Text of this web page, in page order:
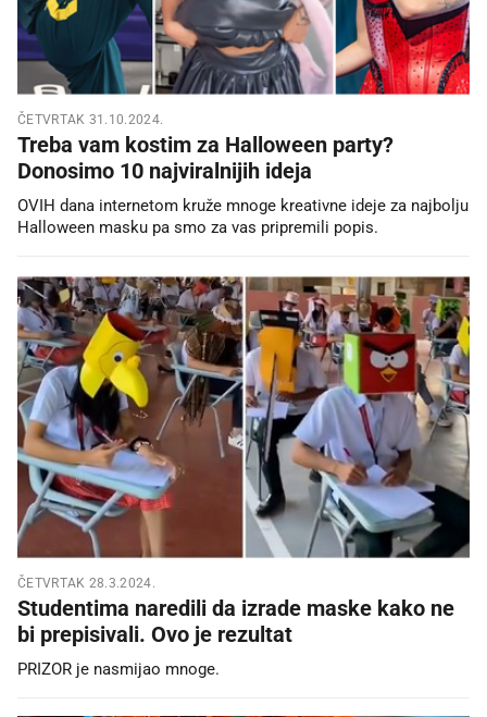
ČETVRTAK 31.10.2024.
Treba vam kostim za Halloween party?
Donosimo 10 najviralnijih ideja
OVIH dana internetom kruže mnoge kreativne ideje za najbolju
Halloween masku pa smo za vas pripremili popis.
ČETVRTAK 28.3.2024.
Studentima naredili da izrade maske kako ne
bi prepisivali. Ovo je rezultat
PRIZOR je nasmijao mnoge.